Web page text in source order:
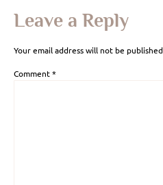
Leave a Reply
Your email address will not be
Comment*